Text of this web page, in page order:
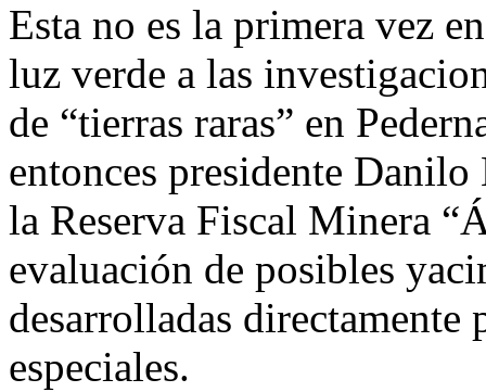
Esta no es la primera vez
luz verde a las
de “tierras raras” en
entonces presidente
la Reserva Fiscal Minera
evaluación de posibles
desarrolladas directamente
especiales.